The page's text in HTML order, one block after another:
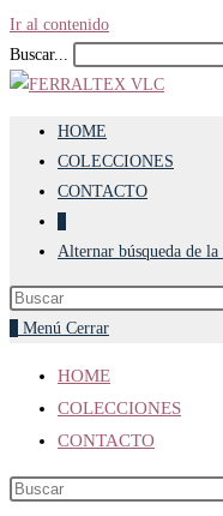
Ir al contenido
Buscar...
HOME
COLECCIONES
CONTACTO
Alternar búsqueda de la
Menú Cerrar
HOME
COLECCIONES
CONTACTO